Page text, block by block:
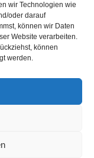
wir Technologien wie
oder darauf
können wir Daten
Website verarbeiten.
können
werden.